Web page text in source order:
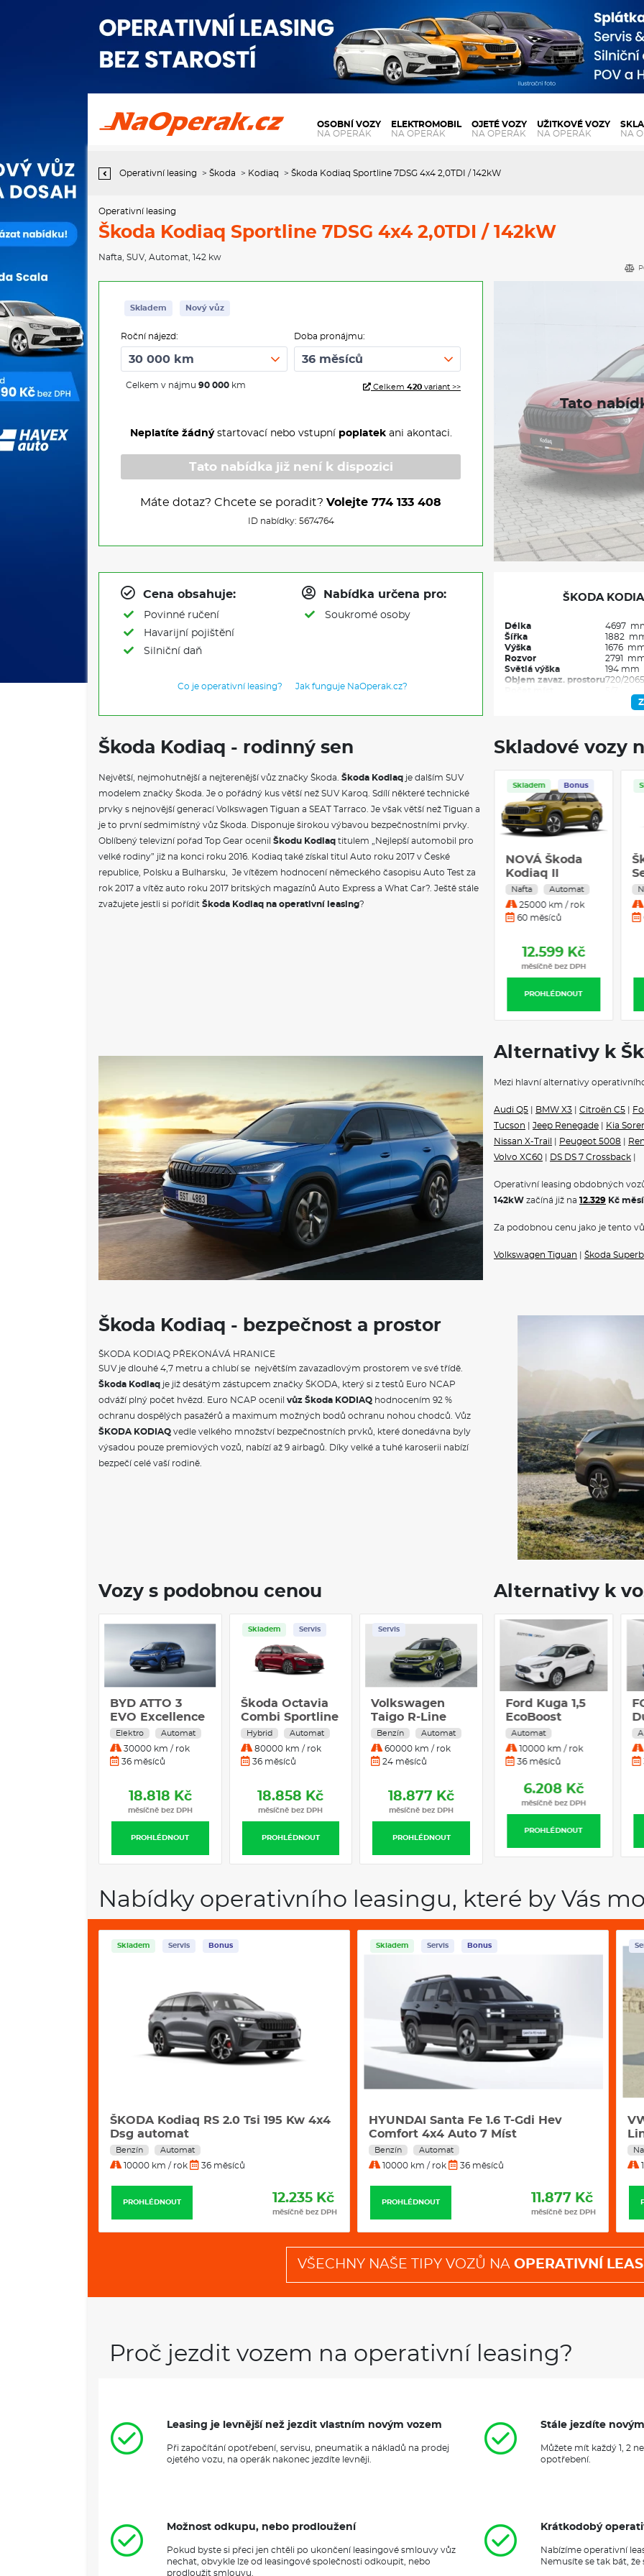
Operativní leasing Škoda Kodiaq Sportline 7DSG 4x4 2,0TDI /
142kW
OSOBNÍ VOZY
NA OPERÁK
ELEKTROMOBIL
NA OPERÁK
OJETÉ VOZY
NA OPERÁK
UŽITKOVÉ VOZY
NA OPERÁK
NA
Operativní leasing > Škoda > Kodiaq > Škoda Kodiaq Sportline 7DSG 4x4 2,0TDI / 142kW
Operativní leasing
Škoda Kodiaq Sportline 7DSG 4x4 2,0TDI / 142kW
Nafta SUV, Automat , 142 kw
Skladem Nový vůz
Roční nájezd:
Celkem v nájmu 90 000 km
Doba pronájmu:
Celkem 420 variant >>
Neplatíte žádnýstartovací nebo vstupní poplatekani akontaci.
Tato nabídka již není k dispozici
Máte dotaz? Chcete se poradit? Volejte 774 133 408
ID nabídky: 5674764
Cena obsahuje:
Povinné ručení
Havarijní pojištění
Silniční daň
Nabídka určena pro:
Soukromé osoby
Co je operativní leasing? Jak funguje NaOperak.cz?
ŠKODA
Délka
4697
Šířka
1882
Výška
1676
Rozvor
2791
Světlá výška
194 mm
Objem zavaz. prostoru720/
Škoda Kodiaq - rodinný sen
Největší, nejmohutnější a nejterenější vůz značky Škoda. Škoda Kodiaq je dalším SUV
modelem značky Škoda. Je o pořádný kus větší než SUV Karoq. Sdílí některé technické
prvky s nejnovější generací Volkswagen Tiguan a SEAT Tarraco. Je však větší než Tiguan a
je to první sedmimístný vůz Škoda. Disponuje širokou výbavou bezpečnostními prvky.
Oblíbený televizní pořad Top Gear ocenil Škodu Kodiaq titulem „Nejlepší automobil pro
velké rodiny” již na konci roku 2016. Kodiaq také získal titul Auto roku 2017 v České
republice, Polsku a Bulharsku, Je vítězem hodnocení německého časopisu Auto Test za
rok 2017 a vítěz auto roku 2017 britských magazínů Auto Express a What Car?. Ještě stále
zvažujete jestli si pořídit Škoda Kodiaq na operativní leasing?
Skladové vozy
Škoda Kodiaq
Sportline 2.0
TDI 142 kW
Nafta Automat
Skladem Bonus
NOVÁ Škoda
Kodiaq II
Selection 2,0
TDI 193k DSG -
4x4
Nafta Automat
25000 km / rok
60 měsíců
PROHLÉDNOUT
12.599 Kč
měsíčně bez DPH
Alternativy k
Mezi hlavní alternativy
Audi Q5 BMW X3 Citroën C5
Tucson
Jeep Renegade
Kia
Nissan X-Trail
Peugeot 5008
Volvo XC60
DS DS 7 Crossback
Operativní leasing obdobných
142kW začíná již na 12.329 Kč
Za podobnou cenu jako je tento
Volkswagen Tiguan Škoda Superb
Škoda Kodiaq - bezpečnost a prostor
ŠKODA KODIAQ PŘEKONÁVÁ HRANICE
SUV je dlouhé 4,7 metru a chlubí se největším zavazadlovým prostorem ve své třídě.
Škoda Kodiaq je již desátým zástupcem značky ŠKODA, který si z testů Euro NCAP
odváží plný počet hvězd. Euro NCAP ocenil vůz Škoda KODIAQ hodnocením 92 %
ochranu dospělých pasažérů a maximum možných bodů ochranu nohou chodců. Vůz
ŠKODA KODIAQ vedle velkého množství bezpečnostních prvků, které donedávna byly
výsadou pouze premiových vozů, nabízí až 9 airbagů. Díky velké a tuhé karoserii nabízí
bezpečí celé vaší rodině.
Vozy s podobnou cenou
BYD ATTO 3
EVO Excellence
AWD / 330 kW
Elektro Automat
30000 km / rok
36 měsíců
PROHLÉDNOUT
18.818 Kč
měsíčně bez DPH
Skladem Servis
Škoda Octavia
Combi Sportline
1,5 TSI Hybrid
110 kW 7-stup.
automat.
Hybrid Automat
80000 km / rok
36 měsíců
PROHLÉDNOUT
18.858 Kč
měsíčně bez DPH
Servis
Volkswagen
Taigo R-Line
People 1,5 TSI
110 kW 7DSG
Benzín Automat
60000 km / rok
24 měsíců
PROHLÉDNOUT
18.877 Kč
měsíčně bez DPH
Cupra Terramar
VZ 2.0 TSI
195kW DSG
4WD
Benzín
30000 km / rok
25 měsíců
18.883 Kč
Alternativy k
Servis
Hyundai i30
kombi 1,0 T-
GDI GO CZECH
85kW MT
Manuál
10000 km / rok
36 měsíců
4.694 Kč
Ford Kuga 1,5
EcoBoost
137kW
Titanium auto
Automat
10000 km / rok
36 měsíců
PROHLÉDNOUT
6.208 Kč
měsíčně bez DPH
Nabídky operativního leasingu, které by Vás
Skladem Servis Bonus
ŠKODA Kodiaq RS 2.0 Tsi 195 Kw 4x4
Dsg automat
Benzín Automat
10000 km / rok 36 měsíců
PROHLÉDNOUT 12.235 Kč
měsíčně bez DPH
Skladem Servis Bonus
HYUNDAI Santa Fe 1.6 T-Gdi Hev
Comfort 4x4 Auto 7 Míst
Benzín Automat
10000 km / rok 36 měsíců
PROHLÉDNOUT 11.877 Kč
měsíčně bez DPH
VŠECHNY NAŠE TIPY VOZŮ NA OPERATIVNÍ
Proč jezdit vozem na operativní leasing?
Leasing je levnější než jezdit vlastním novým vozem
Při započítání opotřebení, servisu, pneumatik a nákladů na prodej
ojetého vozu, na operák nakonec jezdíte levněji.
Stále jezdíte
Můžete mít každý 1, 2
opotřebení.
Možnost odkupu, nebo prodloužení
Pokud byste si přeci jen chtěli po ukončení leasingové smlouvy vůz
nechat, obvykle lze od leasingové společnosti odkoupit, nebo
prodloužit smlouvu.
Krátkodobý
Nabízíme operativní
Nemusíte se tak bát,